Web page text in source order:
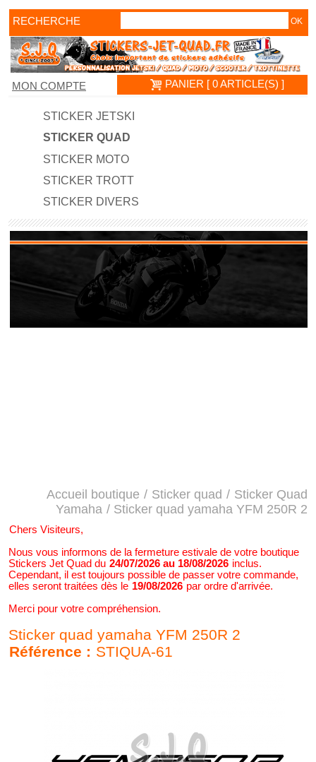
RECHERCHE
PANIER [ 0 ARTICLE(S) ]
MON COMPTE
STICKER JETSKI
STICKER QUAD
STICKER MOTO
STICKER TROTT
STICKER DIVERS
Accueil boutique / Sticker quad / Sticker Quad
Yamaha / Sticker quad yamaha YFM 250R 2
Chers Visiteurs,
Nous vous informons de la fermeture estivale de votre boutique
Stickers Jet Quad du 24/07/2026 au 18/08/2026 inclus.
Cependant, il est toujours possible de passer votre commande,
elles seront traitées dès le 19/08/2026 par ordre d'arrivée.
Merci pour votre compréhension.
Sticker quad yamaha YFM 250R 2
Référence : STIQUA-61